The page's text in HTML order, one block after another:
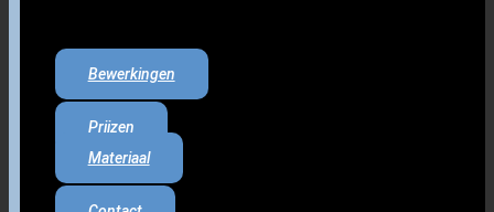
Bewerkingen
Prijzen
Materiaal